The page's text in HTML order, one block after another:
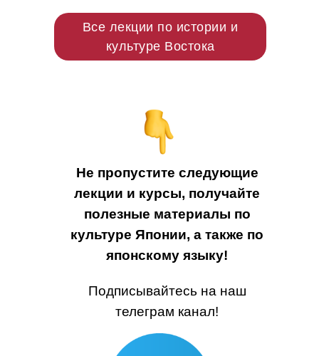
Все лекции по истории и
культуре Востока
Не пропустите следующие
лекции и курсы, получайте
полезные материалы по
культуре Японии, а также по
японскому языку!
Подписывайтесь на наш
телеграм канал!